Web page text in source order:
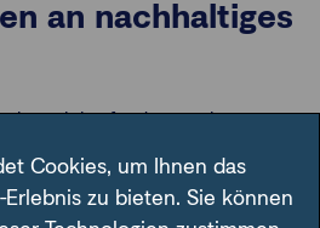
an nachhaltiges
auch bei fundamentalen ESG-
warum Unterschiede zwischen
wird dies, wenn man
Cookies, um Ihnen das
zu bieten. Sie können